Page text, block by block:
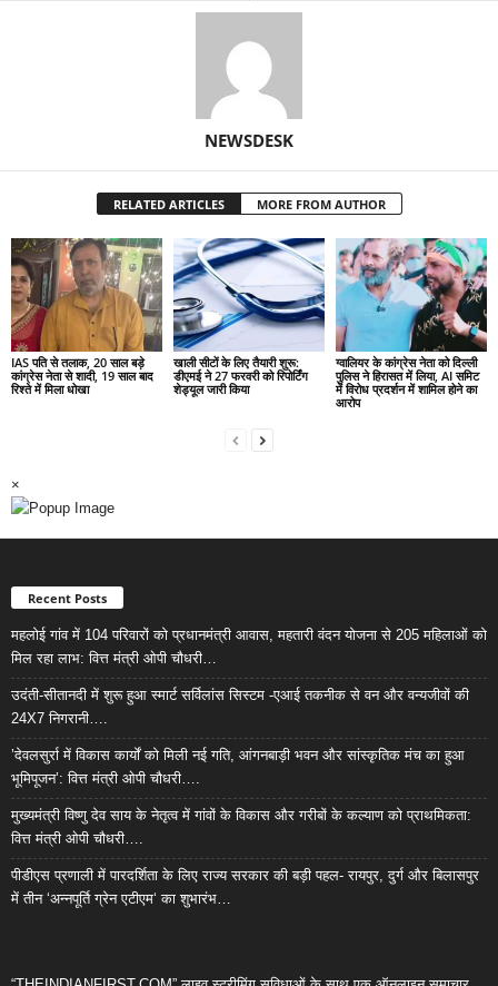
NEWSDESK
RELATED ARTICLES MORE FROM AUTHOR
IAS पति से तलाक, 20 साल बड़े
कांग्रेस नेता से शादी, 19 साल बाद
रिश्ते में मिला धोखा
खाली सीटों के लिए तैयारी शुरू:
डीएमई ने 27 फरवरी को रिपोर्टिंग
शेड्यूल जारी किया
ग्वालियर के कांग्रेस नेता को दिल्ली
पुलिस ने हिरासत में लिया, AI समिट
में विरोध प्रदर्शन में शामिल होने का
आरोप
×
Recent Posts
महलोई गांव में 104 परिवारों को प्रधानमंत्री आवास, महतारी वंदन योजना से 205 महिलाओं को
मिल रहा लाभ: वित्त मंत्री ओपी चौधरी…
उदंती-सीतानदी में शुरू हुआ स्मार्ट सर्विलांस सिस्टम -एआई तकनीक से वन और वन्यजीवों की
24X7 निगरानी….
’देवलसुर्रा में विकास कार्यों को मिली नई गति, आंगनबाड़ी भवन और सांस्कृतिक मंच का हुआ
भूमिपूजन’: वित्त मंत्री ओपी चौधरी….
मुख्यमंत्री विष्णु देव साय के नेतृत्व में गांवों के विकास और गरीबों के कल्याण को प्राथमिकता:
वित्त मंत्री ओपी चौधरी….
पीडीएस प्रणाली में पारदर्शिता के लिए राज्य सरकार की बड़ी पहल- रायपुर, दुर्ग और बिलासपुर
में तीन ‘अन्नपूर्ति ग्रेन एटीएम‘ का शुभारंभ…